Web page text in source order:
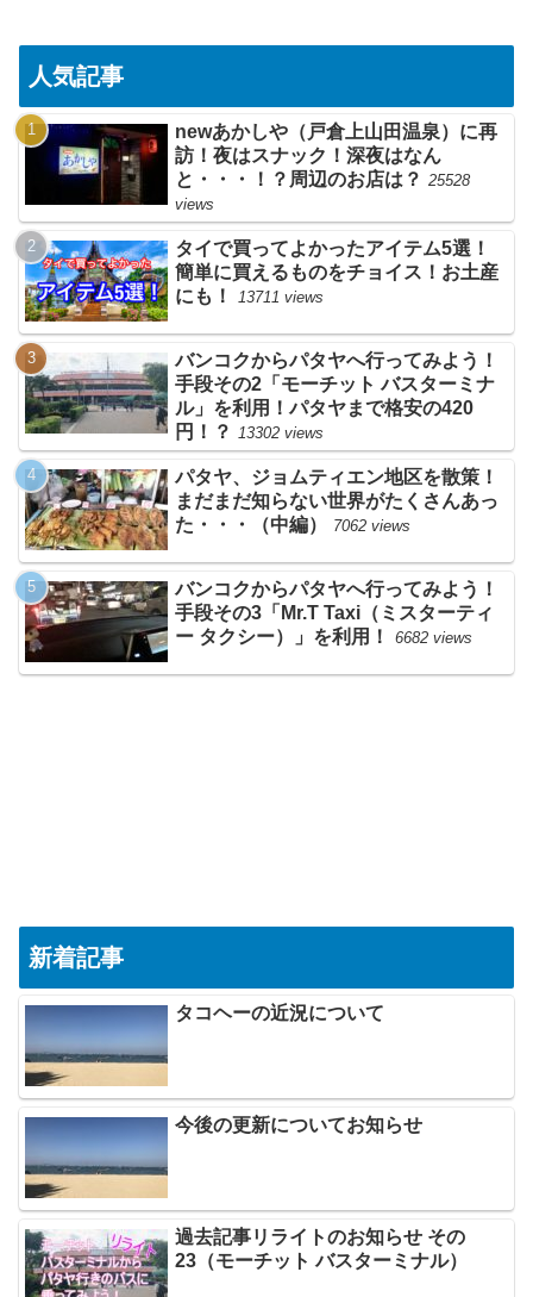
人気記事
newあかしや（戸倉上山田温泉）に再
訪！夜はスナック！深夜はなん
と・・・！？周辺のお店は？ 25528
views
タイで買ってよかったアイテム5選！
簡単に買えるものをチョイス！お土産
にも！
13711 views
バンコクからパタヤへ行ってみよう！
手段その2「モーチット バスターミナ
ル」を利用！パタヤまで格安の420
円！？
13302 views
パタヤ、ジョムティエン地区を散策！
まだまだ知らない世界がたくさんあっ
た・・・（中編）
7062 views
バンコクからパタヤへ行ってみよう！
手段その3「Mr.T Taxi（ミスターティ
ー タクシー）」を利用！
6682 views
新着記事
タコヘーの近況について
今後の更新についてお知らせ
過去記事リライトのお知らせ その
23（モーチット バスターミナル）